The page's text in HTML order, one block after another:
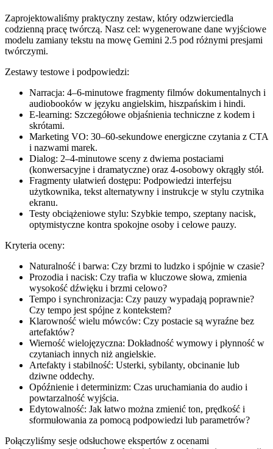
Zaprojektowaliśmy praktyczny zestaw, który odzwierciedla
codzienną pracę twórczą. Nasz cel: wygenerowane dane wyjściowe
modelu zamiany tekstu na mowę Gemini 2.5 pod różnymi presjami
twórczymi.
Zestawy testowe i podpowiedzi:
Narracja: 4–6-minutowe fragmenty filmów dokumentalnych i
audiobooków w języku angielskim, hiszpańskim i hindi.
E-learning: Szczegółowe objaśnienia techniczne z kodem i
skrótami.
Marketing VO: 30–60-sekundowe energiczne czytania z CTA
i nazwami marek.
Dialog: 2–4-minutowe sceny z dwiema postaciami
(konwersacyjne i dramatyczne) oraz 4-osobowy okrągły stół.
Fragmenty ułatwień dostępu: Podpowiedzi interfejsu
użytkownika, tekst alternatywny i instrukcje w stylu czytnika
ekranu.
Testy obciążeniowe stylu: Szybkie tempo, szeptany nacisk,
optymistyczne kontra spokojne osoby i celowe pauzy.
Kryteria oceny:
Naturalność i barwa: Czy brzmi to ludzko i spójnie w czasie?
Prozodia i nacisk: Czy trafia w kluczowe słowa, zmienia
wysokość dźwięku i brzmi celowo?
Tempo i synchronizacja: Czy pauzy wypadają poprawnie?
Czy tempo jest spójne z kontekstem?
Klarowność wielu mówców: Czy postacie są wyraźne bez
artefaktów?
Wierność wielojęzyczna: Dokładność wymowy i płynność w
czytaniach innych niż angielskie.
Artefakty i stabilność: Usterki, sybilanty, obcinanie lub
dziwne oddechy.
Opóźnienie i determinizm: Czas uruchamiania do audio i
powtarzalność wyjścia.
Edytowalność: Jak łatwo można zmienić ton, prędkość i
sformułowania za pomocą podpowiedzi lub parametrów?
Połączyliśmy sesje odsłuchowe ekspertów z ocenami